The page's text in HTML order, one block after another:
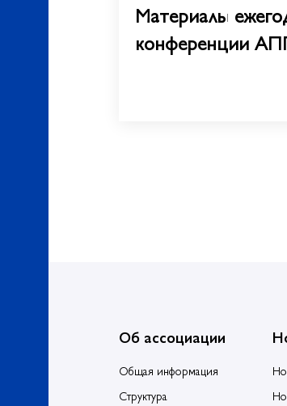
Материалы
конференции
Об ассоциации
Общая информация
Структура